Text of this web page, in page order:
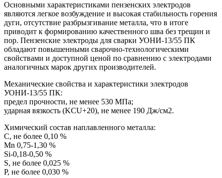
Основными характеристиками пензенских электродов
являются легкое возбуждение и высокая стабильность горения
дуги, отсутствие разбрызгивание металла, что в итоге
приводит к формированию качественного шва без трещин и
пор. Пензенские электроды для сварки УОНИ-13/55 ПК
обладают повышенными сварочно-технологическими
свойствами и доступной ценой по сравнению с электродами
аналогичных марок других производителей.
Механические свойства и характеристики электродов
УОНИ-13/55 ПК:
предел прочности, не менее 530 МПа;
ударная вязкость (KCU+20), не менее 190 Дж/см2.
Химический состав наплавленного металла:
C, не более 0,10 %
Mn 0,75-1,30 %
Si-0,18-0,50 %
S, не более 0,025 %
P, не более 0,030 %